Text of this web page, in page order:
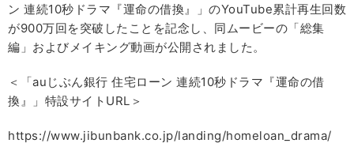
ン 連続10秒ドラマ『運命の借換』」のYouTube累計再生回数
が900万回を突破したことを記念し、同ムービーの「総集
編」およびメイキング動画が公開されました。
＜「auじぶん銀行 住宅ローン 連続10秒ドラマ『運命の借
換』」特設サイトURL＞
https://www.jibunbank.co.jp/landing/homeloan_drama/